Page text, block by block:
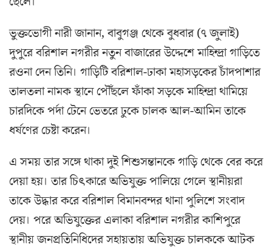
ভুক্তভোগী নারী জানান, বাবুগঞ্জ থেকে বুধবার (৭ জুলাই)
দুপুরে বরিশাল নগরীর নতুন বাজারের উদ্দেশে মাহিন্দ্রা গাড়িতে
রওনা দেন তিনি। গাড়িটি বরিশাল-ঢাকা মহাসড়কের চাঁদপাশার
তালতলা নামক স্থানে পৌঁছলে ফাঁকা সড়কে মাহিন্দ্রা থামিয়ে
চারদিকে পর্দা টেনে ভেতরে ঢুকে চালক আল-আমিন তাকে
ধর্ষণের চেষ্টা করেন।
এ সময় তার সঙ্গে থাকা দুই শিশুসন্তানকে গাড়ি থেকে বের করে
দেয়া হয়। তার চিৎকারে অভিযুক্ত পালিয়ে গেলে স্থানীয়রা
তাকে উদ্ধার করে বরিশাল বিমানবন্দর থানা পুলিশে সংবাদ
দেয়। পরে অভিযুক্তের এলাকা বরিশাল নগরীর কাশিপুরে
স্থানীয় জনপ্রতিনিধিদের সহায়তায় অভিযুক্ত চালককে আটক